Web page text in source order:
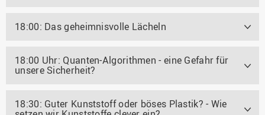
18:00: Das geheimnisvolle Lächeln
18:00 Uhr: Quanten-Algorithmen - eine Gefahr für
unsere Sicherheit?
18:30: Guter Kunststoff oder böses Plastik? - Wie